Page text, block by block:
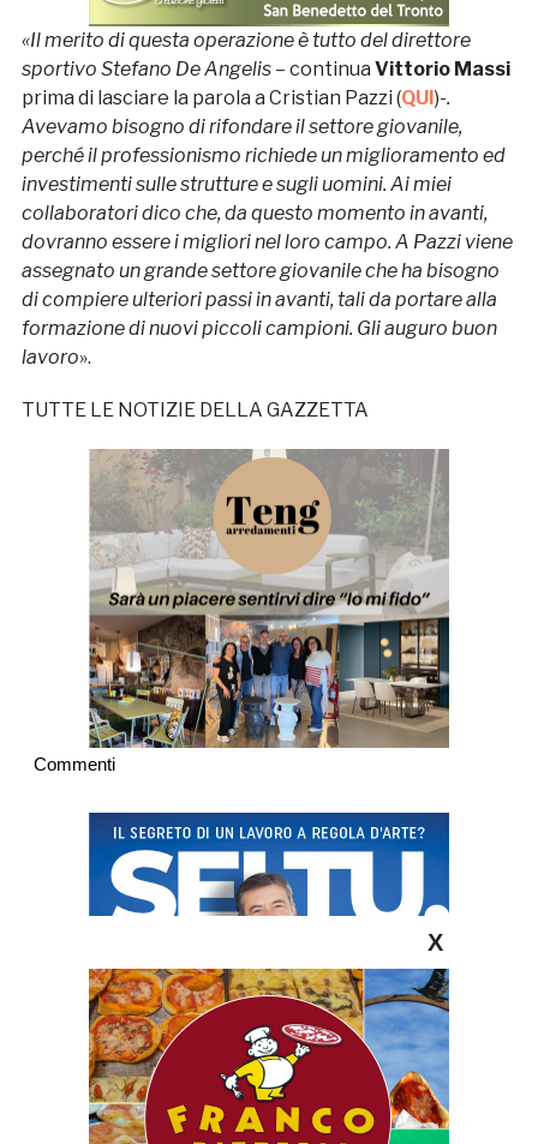
«Il merito di questa operazione è tutto del direttore
sportivo Stefano De Angelis – continua Vittorio Massi
prima di lasciare la parola a Cristian Pazzi (QUI)-.
Avevamo bisogno di rifondare il settore giovanile,
perché il professionismo richiede un miglioramento ed
investimenti sulle strutture e sugli uomini. Ai miei
collaboratori dico che, da questo momento in avanti,
dovranno essere i migliori nel loro campo. A Pazzi viene
assegnato un grande settore giovanile che ha bisogno
di compiere ulteriori passi in avanti, tali da portare alla
formazione di nuovi piccoli campioni. Gli auguro buon
lavoro».
TUTTE LE NOTIZIE DELLA GAZZETTA
Commenti
X